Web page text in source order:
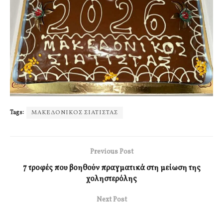
Tags: ΜΑΚΕΔΟΝΙΚΟΣ ΣΙΑΤΙΣΤΑΣ
Previous Post
7 τροφές που βοηθούν πραγματικά στη μείωση της
χοληστερόλης
Next Post